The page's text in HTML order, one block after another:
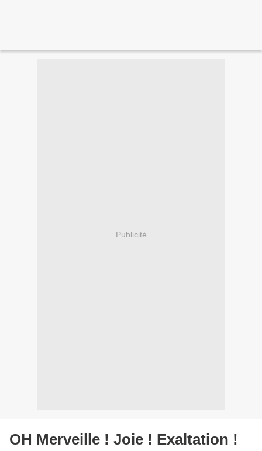
Publicité
OH Merveille ! Joie ! Exaltation !